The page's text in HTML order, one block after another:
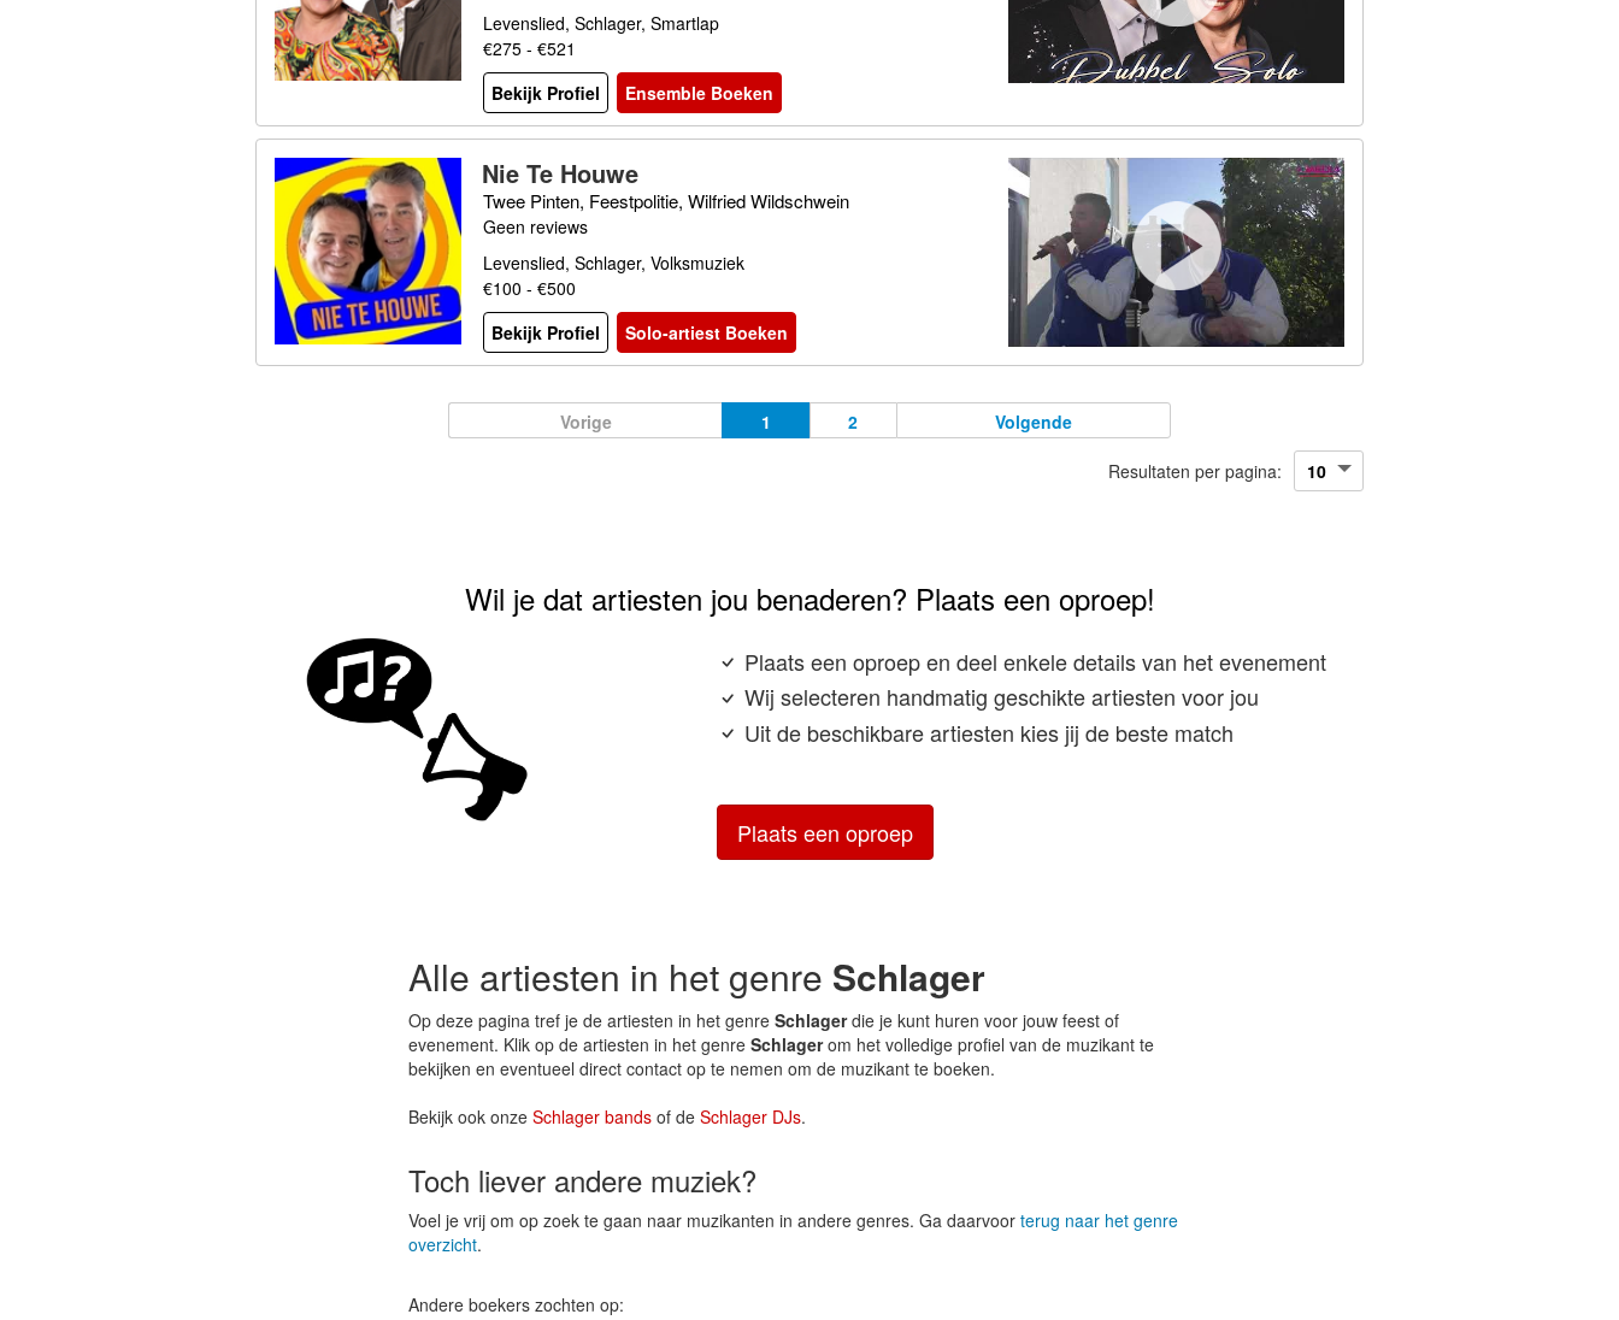
Levenslied, Schlager, Smartlap
€275 - €521
Bekijk Profiel
Ensemble Boeken
Nie Te Houwe
Twee Pinten, Feestpolitie, Wilfried Wildschwein
Geen reviews
Levenslied, Schlager, Volksmuziek
€100 - €500
Bekijk Profiel
Solo-artiest Boeken
Vorige 1 2 Volgende
Resultaten per pagina:
Wil je dat artiesten jou benaderen? Plaats een oproep!
Plaats een oproep en deel enkele details van het evenement
Wij selecteren handmatig geschikte artiesten voor jou
Uit de beschikbare artiesten kies jij de beste match
Plaats een oproep
Alle artiesten in het genre Schlager
Op deze pagina tref je de artiesten in het genre Schlagerdie je kunt huren voor jouw feest of
evenement. Klik op de artiesten in het genre Schlagerom het volledige profiel van de muzikant te
bekijken en eventueel direct contact op te nemen om de muzikant te boeken.
Bekijk ook onze Schlager bands of de Schlager DJs.
Toch liever andere muziek?
Voel je vrij om op zoek te gaan naar muzikanten in andere genres. Ga daarvoor terug naar het genre
overzicht.
Andere boekers zochten op: